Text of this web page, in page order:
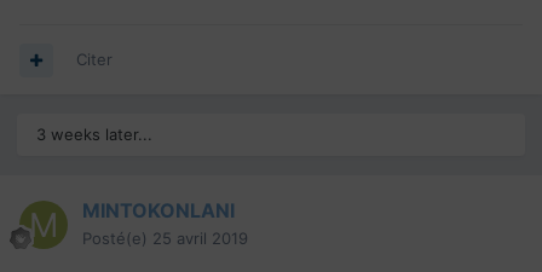
Citer
3 weeks later...
MINTOKONLANI
Posté(e) 25 avril 2019